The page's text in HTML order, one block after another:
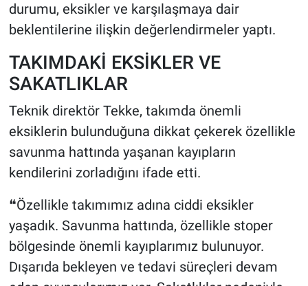
durumu, eksikler ve karşılaşmaya dair
beklentilerine ilişkin değerlendirmeler yaptı.
TAKIMDAKİ EKSİKLER VE
SAKATLIKLAR
Teknik direktör Tekke, takımda önemli
eksiklerin bulunduğuna dikkat çekerek özellikle
savunma hattında yaşanan kayıpların
kendilerini zorladığını ifade etti.
❝Özellikle takımımız adına ciddi eksikler
yaşadık. Savunma hattında, özellikle stoper
bölgesinde önemli kayıplarımız bulunuyor.
Dışarıda bekleyen ve tedavi süreçleri devam
SPOR
Bilim, Teknoloji